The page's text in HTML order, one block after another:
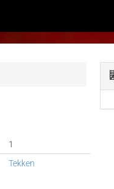
1
Tekken